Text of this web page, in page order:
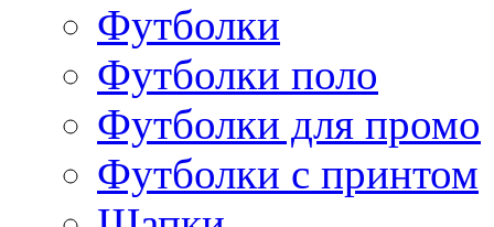
Футболки
Футболки поло
Футболки для промо
Футболки с принтом